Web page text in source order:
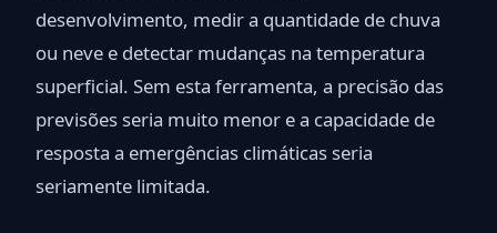
desenvolvimento, medir a quantidade de chuva
ou neve e detectar mudanças na temperatura
superficial. Sem esta ferramenta, a precisão das
previsões seria muito menor e a capacidade de
resposta a emergências climáticas seria
seriamente limitada.